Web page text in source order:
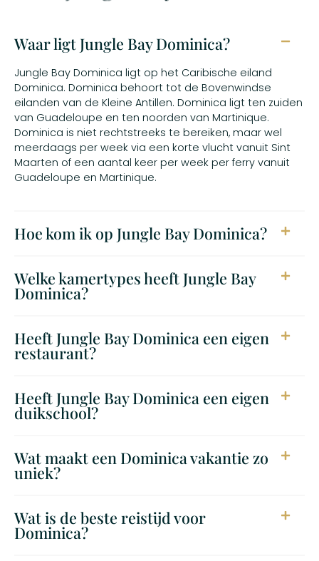
Waar ligt Jungle Bay Dominica?
Jungle Bay Dominica ligt op het Caribische eiland
Dominica. Dominica behoort tot de Bovenwindse
eilanden van de Kleine Antillen. Dominica ligt ten zuiden
van Guadeloupe en ten noorden van Martinique.
Dominica is niet rechtstreeks te bereiken, maar wel
meerdaags per week via een korte vlucht vanuit Sint
Maarten of een aantal keer per week per ferry vanuit
Guadeloupe en Martinique.
Hoe kom ik op Jungle Bay Dominica?
Welke kamertypes heeft Jungle Bay
Dominica?
Heeft Jungle Bay Dominica een eigen
restaurant?
Heeft Jungle Bay Dominica een eigen
duikschool?
Wat maakt een Dominica vakantie zo
uniek?
Wat is de beste reistijd voor
Dominica?